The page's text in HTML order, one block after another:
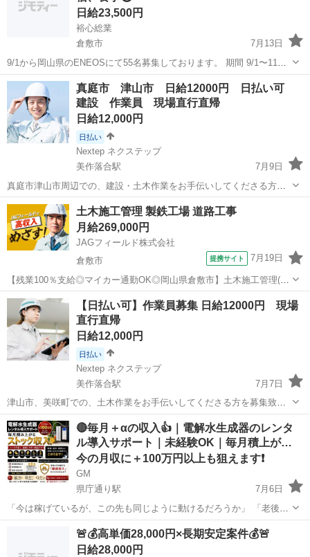
日給23,500円
裕心総業
倉敷市
7月13日
9/1から岡山県のENEOSにて55名募集しております。 期間 9/1〜11月
中頃迄（延長の可能性あり） 単価20000円（税別） インボイスなし税
込 食事手当1500円（実働） 宿 ビジネスホテルか旅館で元請手配...
岡山 倉敷市 その他 ボイラー
真庭市 津山市 日給12000円 日払い可
建設 作業員 現場直行直帰
日給12,000円
日払い
Nextep ネクステップ
美作落合駅
7月9日
真庭市津山市周辺での、建設・土木作業をお手伝いしてくださる方を
募集致します。☆日給12000円！ 未経験でも高日収！日払い、週払
い、月払いから選べます！ 正社員登用制度もご用意していますので、
長く働きたくなったらご相...
岡山 真庭市 美作落合駅 その他 重機
土木施工管理 製鉄工場 道路工事
月給269,000円
JAGフィールド株式会社
倉敷市
提携サイト 7月19日
【残業100％支給◎マイカー通勤OK◎岡山県倉敷市】土木施工管理(製
鉄工場/道路工事) 工場内の道路修繕/改修に伴う土木施工管理です。現
場監督5名体制でサポートいただきます。【担当業務】◇現場管理(工
程管理・品質管理・安全...
岡山 倉敷市 その他
【日払い可】作業員募集 日給12000円 現場
直行直帰
日給12,000円
日払い
Nextep ネクステップ
美作落合駅
7月7日
津山市、美咲町での、土木作業をお手伝いしてくださる方を募集致し
ます。 ☆日給12000円！経験者優遇！ 日払い、週払い、月払いから選
べます！ 正社員登用制度もご用意していますので、長く働きたくなっ
たらご相談ください！...
岡山 久米郡 美作落合駅 その他 土木作業員
🔴毎月＋αの収入👍｜電解水生成器のレンタ
ル導入サポート｜未経験OK｜毎月積上が…
今の月収に＋100万円以上も狙えます❗️
GM
県庁通り駅
7月6日
「今は稼げているが、この先も同じように動けるだろうか」 「老後や
家族のために、将来に残る収入源を持ちたい」 そんな不安や想いをお
持ちの方に、ぜひ一度知っていただきたい案件です。 ⸻ 現在、水
道水をそのまま飲まれている...
県庁通り駅 その他 サブスク
🚨💰高単価28,000円×長期安定案件💰🚨
日給28,000円